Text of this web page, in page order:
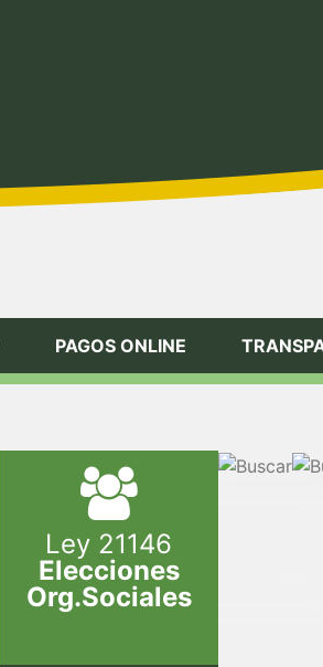
PAGOS ONLINE
Ley 21146
Elecciones
Org.Sociales